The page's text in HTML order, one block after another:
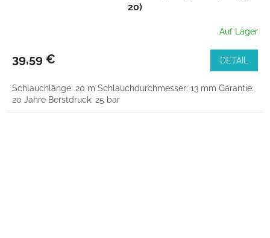
20)
Auf Lager
39,59 € DETAIL
Schlauchlänge: 20 m Schlauchdurchmesser: 13 mm Garantie:
20 Jahre Berstdruck: 25 bar